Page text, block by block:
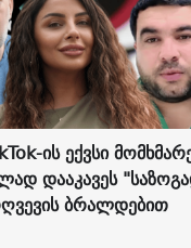
ის ექვსი
დააკავეს
ბრალდებით